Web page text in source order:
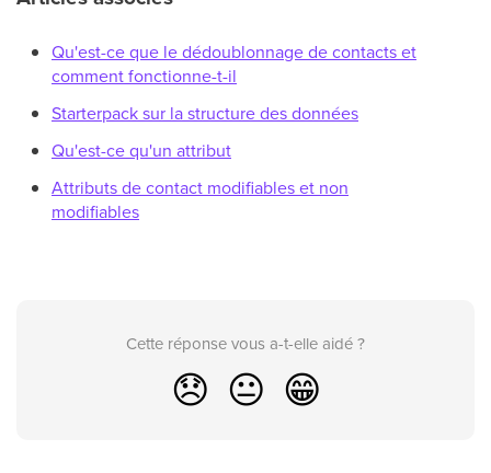
Qu'est-ce que le dédoublonnage de contacts et
comment fonctionne-t-il
Starterpack sur la structure des données
Qu'est-ce qu'un attribut
Attributs de contact modifiables et non
modifiables
Cette réponse vous a-t-elle aidé ?
😞 😐 😁